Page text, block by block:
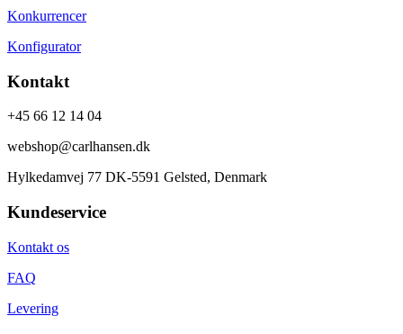
Konkurrencer
Konfigurator
Kontakt
+45 66 12 14 04
webshop@carlhansen.dk
Hylkedamvej 77 DK-5591 Gelsted, Denmark
Kundeservice
Kontakt os
FAQ
Levering